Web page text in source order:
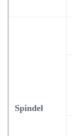
Spindel